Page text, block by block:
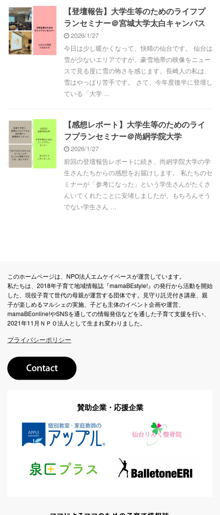
【登壇報告】大学生等のためのライフプ
ランセミナー＠宮城大学太白キャンパス
2026/1/27
今日は少し暖かくなって、快晴の仙台です。 仙台は
雪が少ないエリアですが、豪雪地帯の映像をニュー
スで見る度に雪の怖さを感じます。長崎人の私は、
雪はやっぱり苦手です。 さて、今年度後半に登壇し
ている「大学 ...
【感想レポート】大学生等のためのライ
フプランセミナー＠尚絅学院大学
2026/1/27
前回の登壇報告レポートに続き、尚絅学院大学の学
生さんたちからの感想をお届けします。 私たちのセ
ミナーが「参考になった」という学生さんがたくさ
んいてくれたことに安堵しましたが、もちろんそう
でない学生さん ...
このホームページは、NPO法人エムケイベースが運営しています。
私たちは、2018年子育て地域情報誌『mamaBEstyle!』の発行から活動を開始
した、現役子育て世代の母親が運営する団体です。見守り託児付き講座、親
子が楽しめるマルシェの実施、子ども主体のイベント企画や運営、
mamaBEonline!やSNSを通しての情報発信などを通した子育て支援を行い、
2021年11月ＮＰＯ法人として生まれ変わりました。
プライバシーポリシー
賛助企業・応援企業